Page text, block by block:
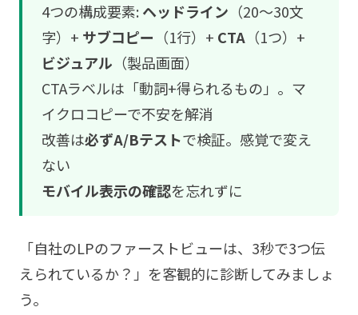
4つの構成要素: ヘッドライン （20〜30文
字）+ サブコピー （1行）+ CTA （1つ）+
ビジュアル （製品画面）
CTAラベルは「動詞+得られるもの」。マ
イクロコピーで不安を解消
改善は必ずA/Bテストで検証。感覚で変え
ない
モバイル表示の確認を忘れずに
「自社のLPのファーストビューは、3秒で3つ伝
えられているか？」を客観的に診断してみましょ
う。